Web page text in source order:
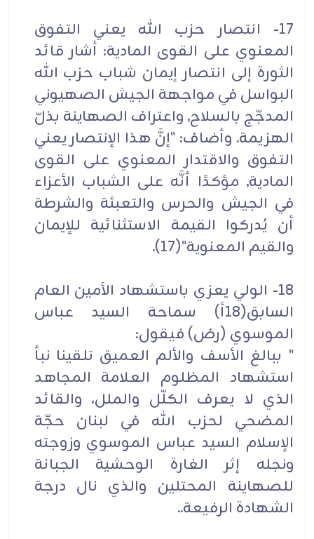
17- انتصار حزب الله يعني التفوق
المعنوي على القوى المادية: أشار قائد
المادية, مؤكدًا أنَّه على الشباب‎ الأعزاء
في‎ الجيش‎ والحرس‎ والتعبئة‎‎‎ والشرطة
والقيم‎ المعنوية"(17).
18- الولي يعزي باستشهاد الأمين العام
السابق(18أ) سماحة السيد عباس
الموسوي (رض) فيقول:
" ببالغ الأسف والألم العميق تلقينا نبأ
استشهاد المظلوم العلامة المجاهد
الذي لا يعرف الكلّل والملل، والقائد
المضحي لحزب الله في لبنان حجّة
الإسلام السيد عباس الموسوي وزوجته
ونجله إثر الغارة الوحشية الجبانة
للصهاينة المحتلين والذي نال درجة
الشهادة الرفيعة..